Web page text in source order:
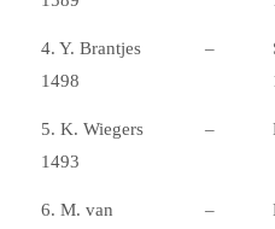
4. Y. Brantjes
1498
–
5. K. Wiegers
1493
–
6. M. van
–